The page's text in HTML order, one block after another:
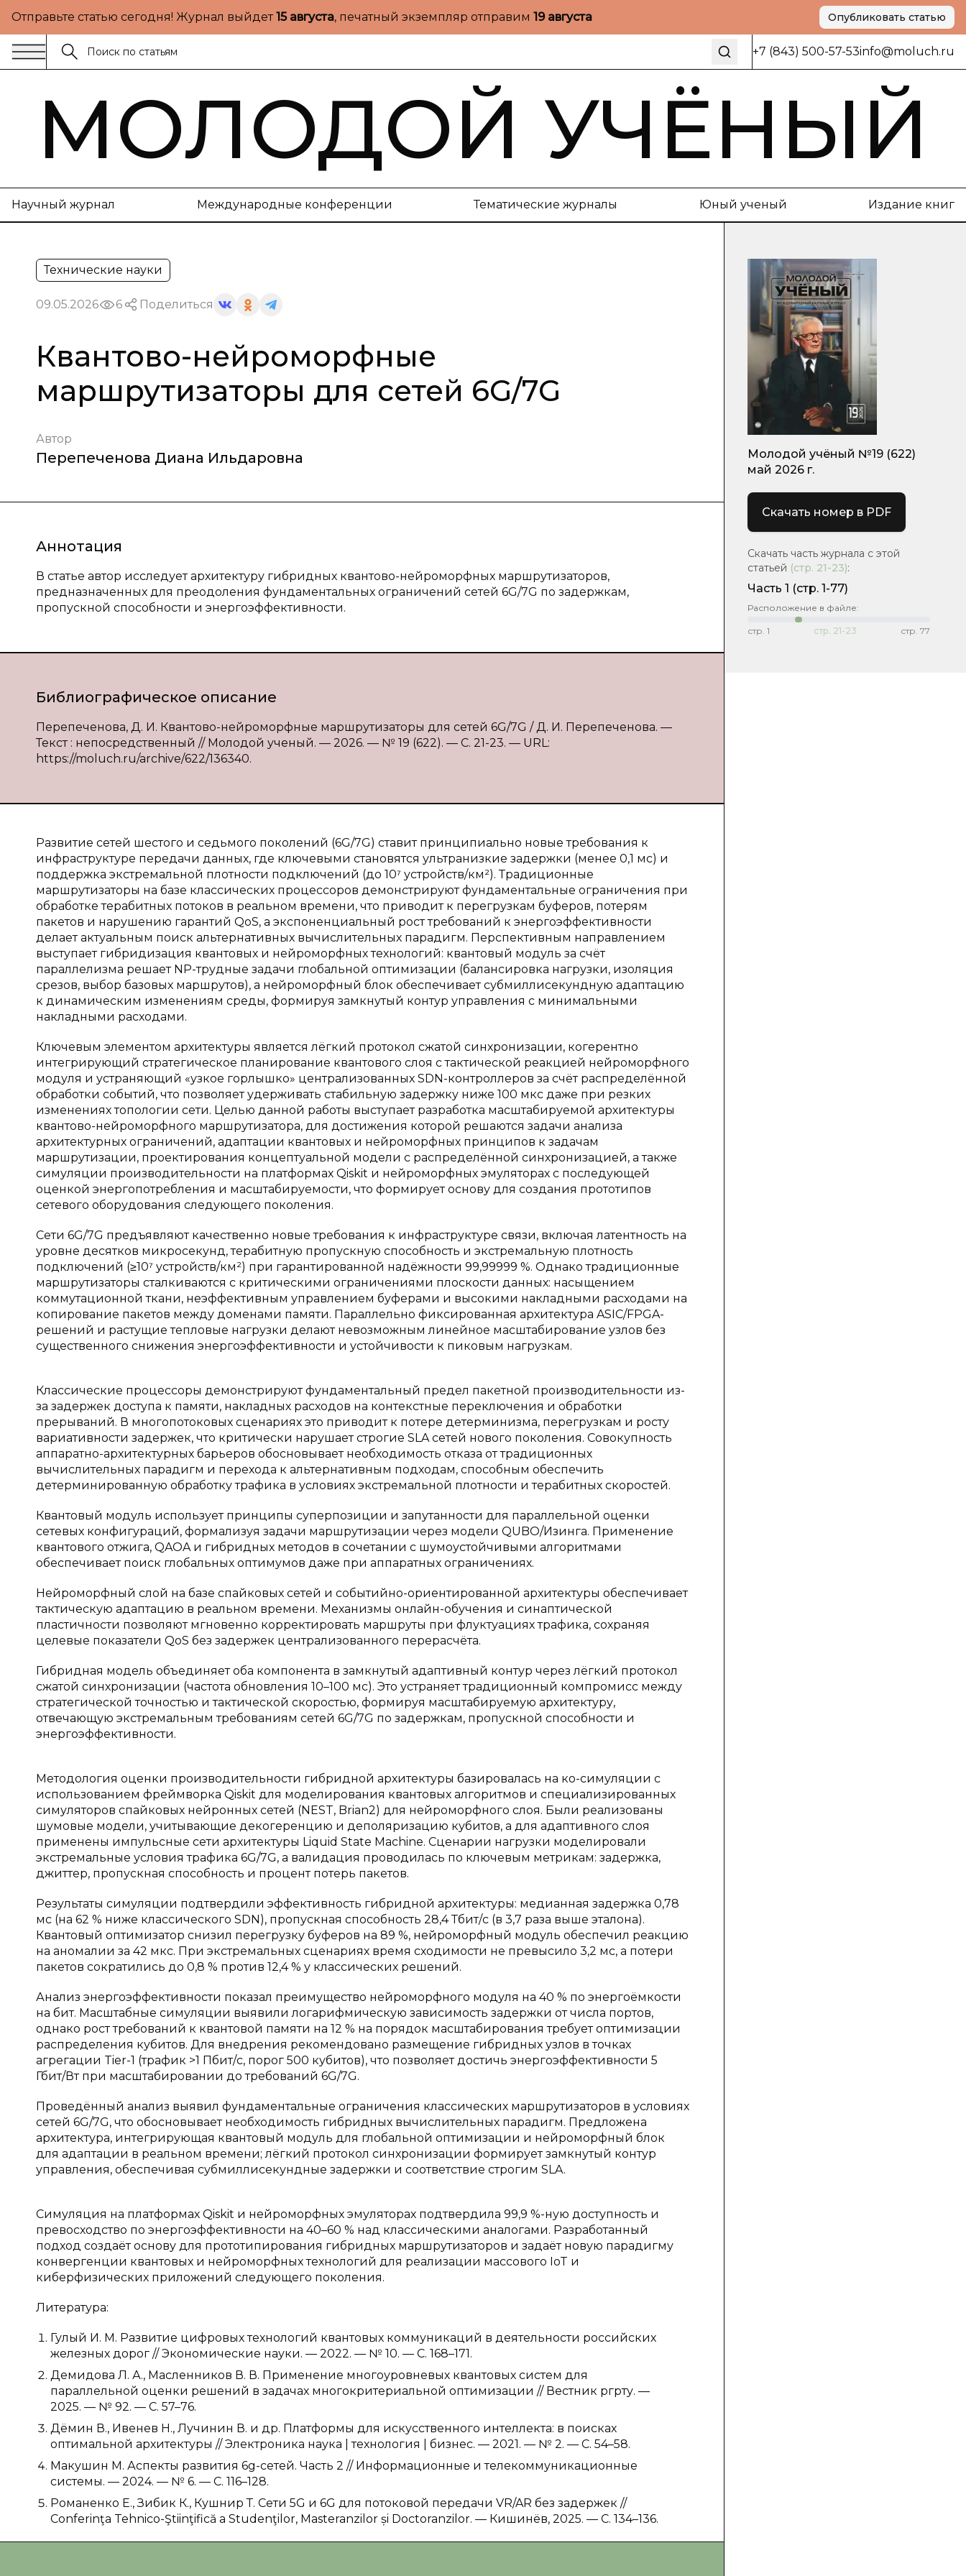
Отправьте статью сегодня! Журнал выйдет15 августа, печатный экземпляр отправим 19 августа Опубликовать статью
+7 (843) 500-57-53info@moluch.ru
МОЛОДОЙ УЧЁНЫЙ
Научный журнал Международные конференции Тематические журналы Юный ученый Издание книг
Технические науки
09.05.2026 6 Поделиться
Квантово-нейроморфные
маршрутизаторы для сетей 6G/7G
Автор
Перепеченова Диана Ильдаровна
Аннотация
В статье автор исследует архитектуру гибридных квантово-нейроморфных маршрутизаторов,
предназначенных для преодоления фундаментальных ограничений сетей 6G/7G по задержкам,
пропускной способности и энергоэффективности.
Библиографическое описание
Перепеченова, Д. И. Квантово-нейроморфные маршрутизаторы для сетей 6G/7G / Д. И. Перепеченова. —
Текст : непосредственный // Молодой ученый. — 2026. — № 19 (622). — С. 21-23. — URL:
https://moluch.ru/archive/622/136340.
Развитие сетей шестого и седьмого поколений (6G/7G) ставит принципиально новые требования к
инфраструктуре передачи данных, где ключевыми становятся ультранизкие задержки (менее 0,1 мс) и
поддержка экстремальной плотности подключений (до 10⁷ устройств/км²). Традиционные
маршрутизаторы на базе классических процессоров демонстрируют фундаментальные ограничения при
обработке терабитных потоков в реальном времени, что приводит к перегрузкам буферов, потерям
пакетов и нарушению гарантий QoS, а экспоненциальный рост требований к энергоэффективности
делает актуальным поиск альтернативных вычислительных парадигм. Перспективным направлением
выступает гибридизация квантовых и нейроморфных технологий: квантовый модуль за счёт
параллелизма решает NP-трудные задачи глобальной оптимизации (балансировка нагрузки, изоляция
срезов, выбор базовых маршрутов), а нейроморфный блок обеспечивает субмиллисекундную адаптацию
к динамическим изменениям среды, формируя замкнутый контур управления с минимальными
накладными расходами.
Ключевым элементом архитектуры является лёгкий протокол сжатой синхронизации, когерентно
интегрирующий стратегическое планирование квантового слоя с тактической реакцией нейроморфного
модуля и устраняющий «узкое горлышко» централизованных SDN-контроллеров за счёт распределённой
обработки событий, что позволяет удерживать стабильную задержку ниже 100 мкс даже при резких
изменениях топологии сети. Целью данной работы выступает разработка масштабируемой архитектуры
квантово-нейроморфного маршрутизатора, для достижения которой решаются задачи анализа
архитектурных ограничений, адаптации квантовых и нейроморфных принципов к задачам
маршрутизации, проектирования концептуальной модели с распределённой синхронизацией, а также
симуляции производительности на платформах Qiskit и нейроморфных эмуляторах с последующей
оценкой энергопотребления и масштабируемости, что формирует основу для создания прототипов
сетевого оборудования следующего поколения.
Сети 6G/7G предъявляют качественно новые требования к инфраструктуре связи, включая латентность на
уровне десятков микросекунд, терабитную пропускную способность и экстремальную плотность
подключений (≥10⁷ устройств/км²) при гарантированной надёжности 99,99999 %. Однако традиционные
маршрутизаторы сталкиваются с критическими ограничениями плоскости данных: насыщением
коммутационной ткани, неэффективным управлением буферами и высокими накладными расходами на
копирование пакетов между доменами памяти. Параллельно фиксированная архитектура ASIC/FPGA-
решений и растущие тепловые нагрузки делают невозможным линейное масштабирование узлов без
существенного снижения энергоэффективности и устойчивости к пиковым нагрузкам.
Классические процессоры демонстрируют фундаментальный предел пакетной производительности из-
за задержек доступа к памяти, накладных расходов на контекстные переключения и обработки
прерываний. В многопотоковых сценариях это приводит к потере детерминизма, перегрузкам и росту
вариативности задержек, что критически нарушает строгие SLA сетей нового поколения. Совокупность
аппаратно-архитектурных барьеров обосновывает необходимость отказа от традиционных
вычислительных парадигм и перехода к альтернативным подходам, способным обеспечить
детерминированную обработку трафика в условиях экстремальной плотности и терабитных скоростей.
Квантовый модуль использует принципы суперпозиции и запутанности для параллельной оценки
сетевых конфигураций, формализуя задачи маршрутизации через модели QUBO/Изинга. Применение
квантового отжига, QAOA и гибридных методов в сочетании с шумоустойчивыми алгоритмами
обеспечивает поиск глобальных оптимумов даже при аппаратных ограничениях.
Нейроморфный слой на базе спайковых сетей и событийно-ориентированной архитектуры обеспечивает
тактическую адаптацию в реальном времени. Механизмы онлайн-обучения и синаптической
пластичности позволяют мгновенно корректировать маршруты при флуктуациях трафика, сохраняя
целевые показатели QoS без задержек централизованного перерасчёта.
Гибридная модель объединяет оба компонента в замкнутый адаптивный контур через лёгкий протокол
сжатой синхронизации (частота обновления 10–100 мс). Это устраняет традиционный компромисс между
стратегической точностью и тактической скоростью, формируя масштабируемую архитектуру,
отвечающую экстремальным требованиям сетей 6G/7G по задержкам, пропускной способности и
энергоэффективности.
Методология оценки производительности гибридной архитектуры базировалась на ко-симуляции с
использованием фреймворка Qiskit для моделирования квантовых алгоритмов и специализированных
симуляторов спайковых нейронных сетей (NEST, Brian2) для нейроморфного слоя. Были реализованы
шумовые модели, учитывающие декогеренцию и деполяризацию кубитов, а для адаптивного слоя
применены импульсные сети архитектуры Liquid State Machine. Сценарии нагрузки моделировали
экстремальные условия трафика 6G/7G, а валидация проводилась по ключевым метрикам: задержка,
джиттер, пропускная способность и процент потерь пакетов.
Результаты симуляции подтвердили эффективность гибридной архитектуры: медианная задержка 0,78
мс (на 62 % ниже классического SDN), пропускная способность 28,4 Тбит/с (в 3,7 раза выше эталона).
Квантовый оптимизатор снизил перегрузку буферов на 89 %, нейроморфный модуль обеспечил реакцию
на аномалии за 42 мкс. При экстремальных сценариях время сходимости не превысило 3,2 мс, а потери
пакетов сократились до 0,8 % против 12,4 % у классических решений.
Анализ энергоэффективности показал преимущество нейроморфного модуля на 40 % по энергоёмкости
на бит. Масштабные симуляции выявили логарифмическую зависимость задержки от числа портов,
однако рост требований к квантовой памяти на 12 % на порядок масштабирования требует оптимизации
распределения кубитов. Для внедрения рекомендовано размещение гибридных узлов в точках
агрегации Tier-1 (трафик >1 Пбит/с, порог 500 кубитов), что позволяет достичь энергоэффективности 5
Гбит/Вт при масштабировании до требований 6G/7G.
Проведённый анализ выявил фундаментальные ограничения классических маршрутизаторов в условиях
сетей 6G/7G, что обосновывает необходимость гибридных вычислительных парадигм. Предложена
архитектура, интегрирующая квантовый модуль для глобальной оптимизации и нейроморфный блок
для адаптации в реальном времени; лёгкий протокол синхронизации формирует замкнутый контур
управления, обеспечивая субмиллисекундные задержки и соответствие строгим SLA.
Симуляция на платформах Qiskit и нейроморфных эмуляторах подтвердила 99,9 %-ную доступность и
превосходство по энергоэффективности на 40–60 % над классическими аналогами. Разработанный
подход создаёт основу для прототипирования гибридных маршрутизаторов и задаёт новую парадигму
конвергенции квантовых и нейроморфных технологий для реализации массового IoT и
киберфизических приложений следующего поколения.
Литература:
Гулый И. М. Развитие цифровых технологий квантовых коммуникаций в деятельности российских
железных дорог // Экономические науки. — 2022. — № 10. — С. 168–171.
Демидова Л. А., Масленников В. В. Применение многоуровневых квантовых систем для
параллельной оценки решений в задачах многокритериальной оптимизации // Вестник ргрту. —
2025. — № 92. — С. 57–76.
Дёмин В., Ивенев Н., Лучинин В. и др. Платформы для искусственного интеллекта: в поисках
оптимальной архитектуры // Электроника наука | технология | бизнес. — 2021. — № 2. — С. 54–58.
Макушин М. Аспекты развития 6g-сетей. Часть 2 // Информационные и телекоммуникационные
системы. — 2024. — № 6. — С. 116–128.
Романенко Е., Зибик К., Кушнир Т. Сети 5G и 6G для потоковой передачи VR/AR без задержек //
Conferinţa Tehnico-Ştiinţifică a Studenţilor, Masteranzilor și Doctoranzilor. — Кишинёв, 2025. — С. 134–136.
Молодой учёный №19 (622)
май 2026 г.
Скачать номер в PDF
Скачать часть журнала с этой
статьей (стр. 21-23):
Часть 1 (стр. 1-77)
Расположение в файле:
стр. 1 стр. 21-23 стр. 77